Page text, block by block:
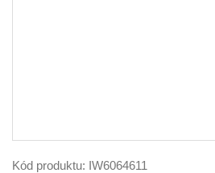
Kód produktu: IW6064611